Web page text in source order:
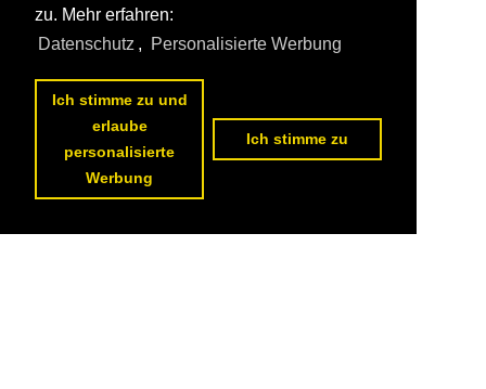
zu. Mehr erfahren:
Datenschutz , Personalisierte Werbung
Ich stimme zu und
erlaube
personalisierte
Werbung
Ich stimme zu